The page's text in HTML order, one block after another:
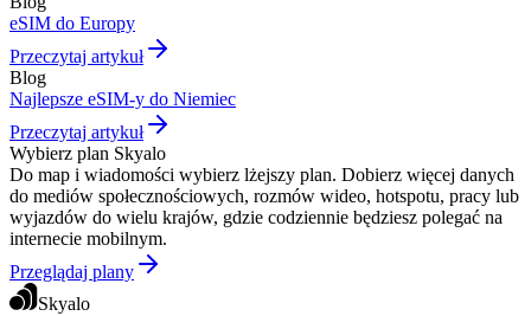
eSIM do Europy
Przeczytaj artykuł
Blog
Najlepsze eSIM-y do Niemiec
Przeczytaj artykuł
Wybierz plan Skyalo
Do map i wiadomości wybierz lżejszy plan. Dobierz więcej danych
do mediów społecznościowych, rozmów wideo, hotspotu, pracy lub
wyjazdów do wielu krajów, gdzie codziennie będziesz polegać na
internecie mobilnym.
Przeglądaj plany
Skyalo